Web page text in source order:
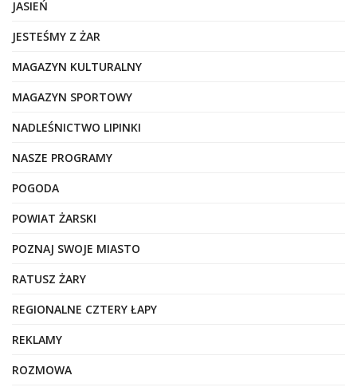
JASIEŃ
JESTEŚMY Z ŻAR
MAGAZYN KULTURALNY
MAGAZYN SPORTOWY
NADLEŚNICTWO LIPINKI
NASZE PROGRAMY
POGODA
POWIAT ŻARSKI
POZNAJ SWOJE MIASTO
RATUSZ ŻARY
REGIONALNE CZTERY ŁAPY
REKLAMY
ROZMOWA